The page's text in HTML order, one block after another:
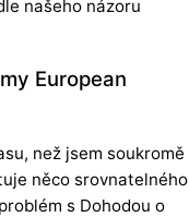
našeho názoru
European
než jsem soukromě
něco srovnatelného
s Dohodou o